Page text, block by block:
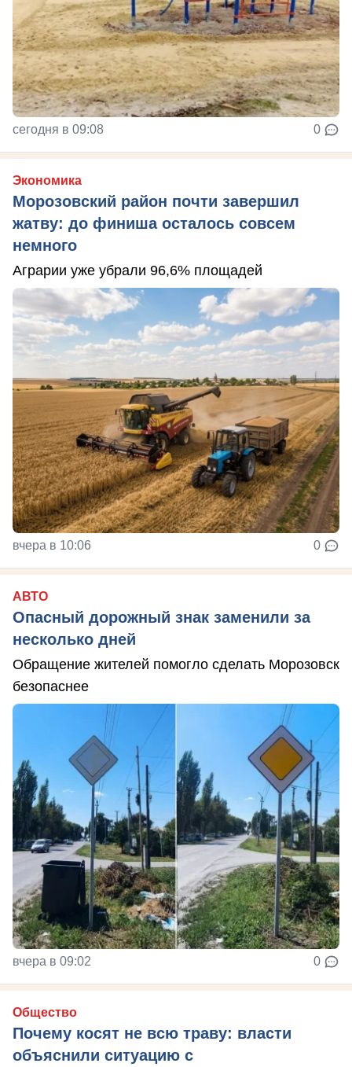
сегодня в 09:08 0
Экономика
Морозовский район почти завершил
жатву: до финиша осталось совсем
немного
Аграрии уже убрали 96,6% площадей
вчера в 10:06 0
АВТО
Опасный дорожный знак заменили за
несколько дней
Обращение жителей помогло сделать Морозовск
безопаснее
вчера в 09:02 0
Общество
Почему косят не всю траву: власти
объяснили ситуацию с